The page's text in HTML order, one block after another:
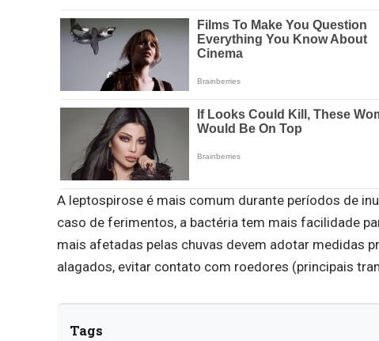
A leptospirose é mais comum durante períodos de
caso de ferimentos, a bactéria tem mais facilidade
mais afetadas pelas chuvas devem adotar medidas
alagados, evitar contato com roedores (principais
Tags